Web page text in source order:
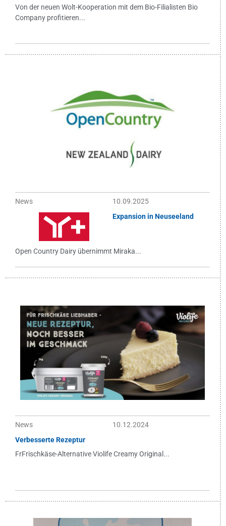
Von der neuen Wolt-Kooperation mit dem Bio-Filialisten Bio
Company profitieren...
News
10.09.2025
Expansion in Neuseeland
Open Country Dairy übernimmt Miraka...
News
10.12.2024
Verbesserte Rezeptur
FrFrischkäse-Alternative Violife Creamy Original...